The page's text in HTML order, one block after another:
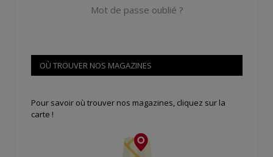
Mot de passe oublié ?
OÙ TROUVER NOS MAGAZINES
Pour savoir où trouver nos magazines, cliquez sur la
carte !